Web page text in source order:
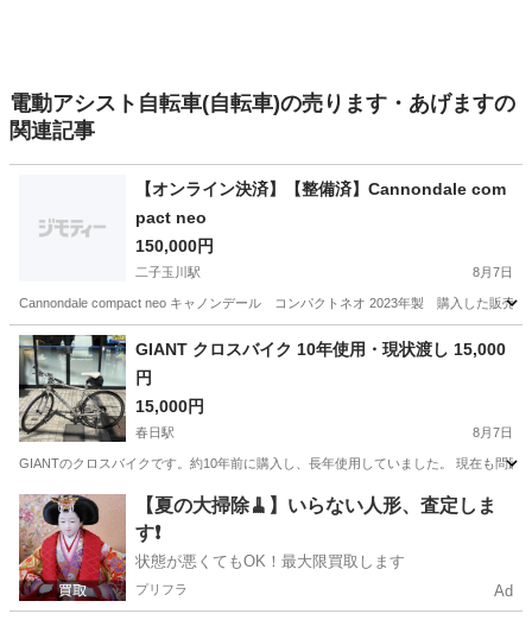
電動アシスト自転車(自転車)の売ります・あげますの
関連記事
【オンライン決済】【整備済】Cannondale com
pact neo
150,000円
二子玉川駅 8月7日
Cannondale compact neo キャノンデール コンパクトネオ 2023年製 購入した販売
東京 世田谷区 二子玉川駅 電動アシスト自転車
Cannondale
GIANT クロスバイク 10年使用・現状渡し 15,000
円
15,000円
春日駅 8月7日
GIANTのクロスバイクです。約10年前に購入し、長年使用していました。 現在も問
東京 文京区 春日駅 電動アシスト自転車
【夏の大掃除🧹】いらない人形、査定しま
す❗️
状態が悪くてもOK！最大限買取します
プリフラ Ad